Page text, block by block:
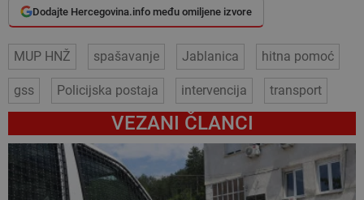
Dodajte Hercegovina.info među omiljene izvore
MUP HNŽ spašavanje Jablanica hitna pomoć
gss Policijska postaja intervencija transport
VEZANI ČLANCI